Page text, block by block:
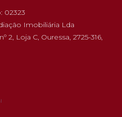
02323
Imobiliária Lda
2, Loja C, Ouressa, 2725-316,